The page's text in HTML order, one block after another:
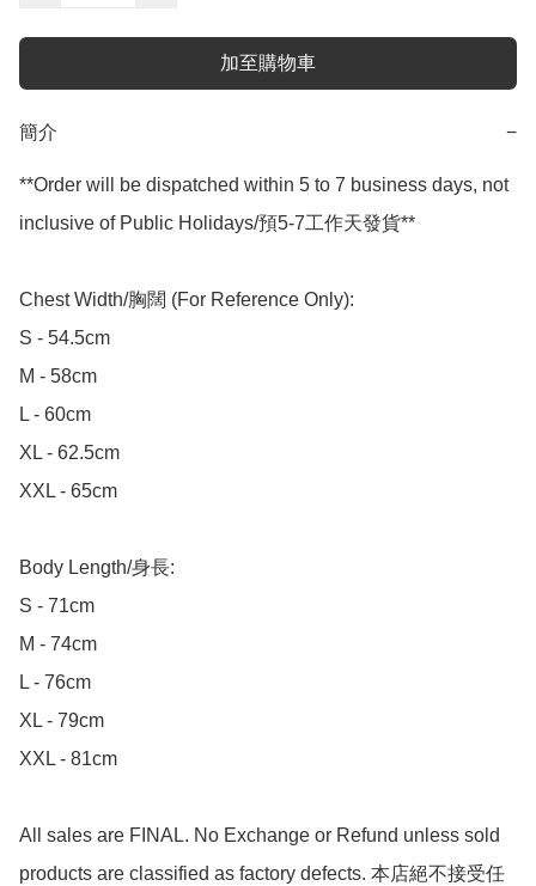
加至購物車
簡介 −
**Order will be dispatched within 5 to 7 business days, not
inclusive of Public Holidays/預5-7工作天發貨**
Chest Width/胸闊 (For Reference Only):
S - 54.5cm
M - 58cm
L - 60cm
XL - 62.5cm
XXL - 65cm
Body Length/身長:
S - 71cm
M - 74cm
L - 76cm
XL - 79cm
XXL - 81cm
All sales are FINAL. No Exchange or Refund unless sold
products are classified as factory defects. 本店絕不接受任